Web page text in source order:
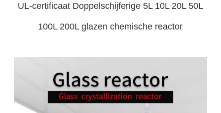
UL-certificaat Doppelschijferige 5L 10L 20L 50L
100L 200L glazen chemische reactor